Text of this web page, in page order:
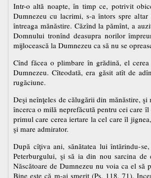
Intr-o altă noapte, în timp ce, potrivit
Dumnezeu cu lacrimi, s-a întors spre
întreaga mănăstire. Căzînd la pămînt, a
Domnului tronînd deasupra norilor
mijlocească la Dumnezeu ca să nu se
Cînd făcea o plimbare în grădină, el
Dumnezeu. Cîteodată, era găsit atît de
rugăciune.
Deşi neînţeles de călugării din mănăstire,
încerca o milă neprefăcută pentru cei care
primul care cerea iertare la cel care îl
şi mare admirator.
După cîţiva ani, sănătatea lui întărindu-
Peterburgului, şi să ia din nou sarcina de
Născătoare de Dumnezeu nu voia ca el să
Bine este că m-ai smerit (Ps. 118, 71).